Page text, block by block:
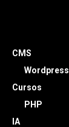
CMS
Wordpress
Cursos
PHP
IA